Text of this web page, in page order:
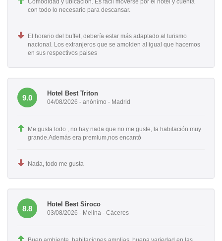
Comodidad y ubicación. Es fácil moverse por el hotel y cuenta
con todo lo necesario para descansar.
El horario del buffet, debería estar más adaptado al turismo
nacional. Los extranjeros que se amolden al igual que hacemos
en sus respectivos paises
9.0
Hotel Best Triton
04/08/2026 - anónimo - Madrid
Me gusta todo , no hay nada que no me guste, la habitación muy
grande.Además era premium,nos encantó
Nada, todo me gusta
8.8
Hotel Best Siroco
03/08/2026 - Melina - Cáceres